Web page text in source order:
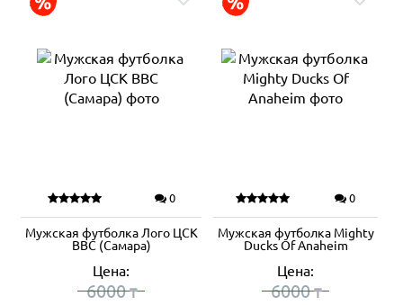
0
Мужская футболка Лого ЦСК
ВВС (Самара)
Цена:
6000₸
0
Мужская футболка Mighty
Ducks Of Anaheim
Цена:
6000₸